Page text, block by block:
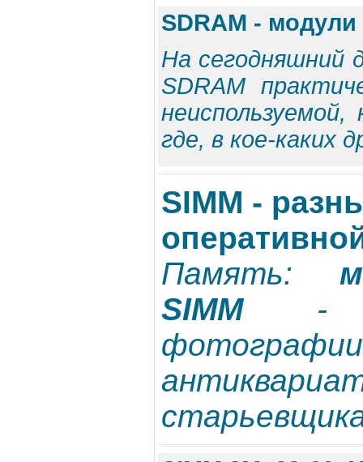
SDRAM -
На сегодняшний
SDRAM
где, в кое-каких
SIMM -
Память:
SIMM-